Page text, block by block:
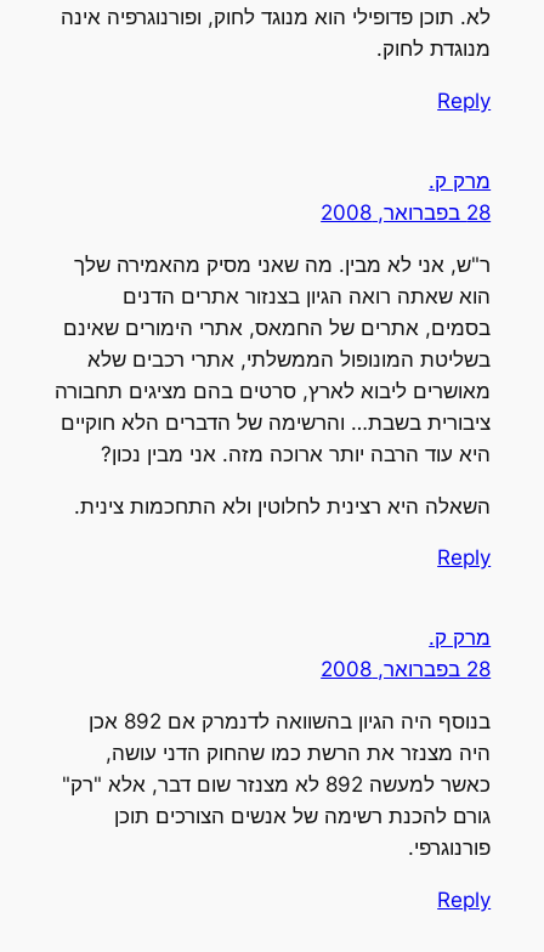
לא. תוכן פדופילי הוא מנוגד לחוק, ופורנוגרפיה אינה
מנוגדת לחוק.
Reply
מרק ק.
28 בפברואר, 2008
ר"ש, אני לא מבין. מה שאני מסיק מהאמירה שלך
הוא שאתה רואה הגיון בצנזור אתרים הדנים
בסמים, אתרים של החמאס, אתרי הימורים שאינם
בשליטת המונופול הממשלתי, אתרי רכבים שלא
מאושרים ליבוא לארץ, סרטים בהם מציגים תחבורה
ציבורית בשבת… והרשימה של הדברים הלא חוקיים
היא עוד הרבה יותר ארוכה מזה. אני מבין נכון?
השאלה היא רצינית לחלוטין ולא התחכמות צינית.
Reply
מרק ק.
28 בפברואר, 2008
בנוסף היה הגיון בהשוואה לדנמרק אם 892 אכן
היה מצנזר את הרשת כמו שהחוק הדני עושה,
כאשר למעשה 892 לא מצנזר שום דבר, אלא "רק"
גורם להכנת רשימה של אנשים הצורכים תוכן
פורנוגרפי.
Reply